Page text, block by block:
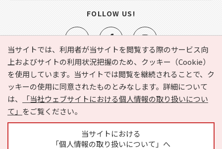
当サイトでは、利用者が当サイトを閲覧する際のサービス向
上およびサイトの利用状況把握のため、クッキー（Cookie）
を使用しています。当サイトでは閲覧を継続されることで、ク
ッキーの使用に同意されたものとみなします。詳細について
は、
「当社ウェブサイトにおける個人情報の取り扱いについ
て」 をご覧ください。
当サイトにおける
「個人情報の取り扱いについて」へ
e-NAVITA（イーナビタ）とは？ お気に入り
ヘルプ
利用規約
個人情報の取り扱いについて
運営会社
サイトマップ
広告掲載に関するお問い合わせ
FOLLOW US!